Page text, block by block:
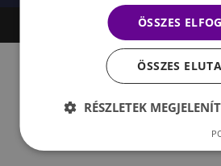
© 2019 - 2026
ÖSSZES
ÖSSZES
RÉSZLETEK